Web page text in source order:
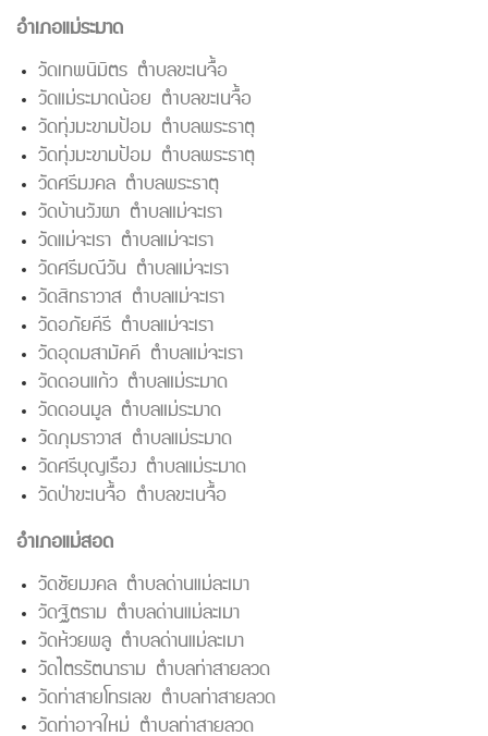
อำเภอแม่ระมาด
วัดเทพนิมิตร ตำบลขะเนจื้อ
วัดแม่ระมาดน้อย ตำบลขะเนจื้อ
วัดทุ่งมะขามป้อม ตำบลพระธาตุ
วัดทุ่งมะขามป้อม ตำบลพระธาตุ
วัดศรีมงคล ตำบลพระธาตุ
วัดบ้านวังผา ตำบลแม่จะเรา
วัดแม่จะเรา ตำบลแม่จะเรา
วัดศรีมณีวัน ตำบลแม่จะเรา
วัดสิทธาวาส ตำบลแม่จะเรา
วัดอภัยคีรี ตำบลแม่จะเรา
วัดอุดมสามัคคี ตำบลแม่จะเรา
วัดดอนแก้ว ตำบลแม่ระมาด
วัดดอนมูล ตำบลแม่ระมาด
วัดภุมราวาส ตำบลแม่ระมาด
วัดศรีบุญเรือง ตำบลแม่ระมาด
วัดป่าขะเนจื้อ ตำบลขะเนจื้อ
อำเภอแม่สอด
วัดชัยมงคล ตำบลด่านแม่ละเมา
วัดฐิตราม ตำบลด่านแม่ละเมา
วัดห้วยพลู ตำบลด่านแม่ละเมา
วัดไตรรัตนาราม ตำบลท่าสายลวด
วัดท่าสายโทรเลข ตำบลท่าสายลวด
วัดท่าอาจใหม่ ตำบลท่าสายลวด